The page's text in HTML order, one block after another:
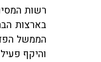
בארצות
והיקף